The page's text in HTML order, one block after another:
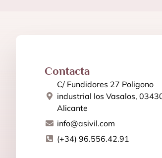
Contacta
C/ Fundidores 27 Poligono
industrial los Vasalos,
Alicante
info@asivil.com
(+34) 96.556.42.91